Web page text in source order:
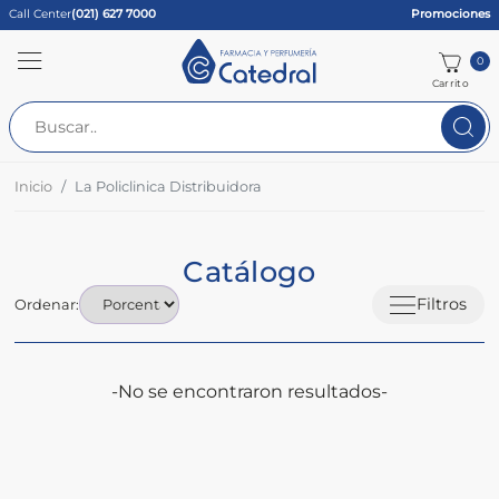
Call Center(021) 627 7000 Promociones
Carrito
0
Inicio La Policlinica Distribuidora
Catálogo
Filtros
Ordenar:
-No se encontraron resultados-